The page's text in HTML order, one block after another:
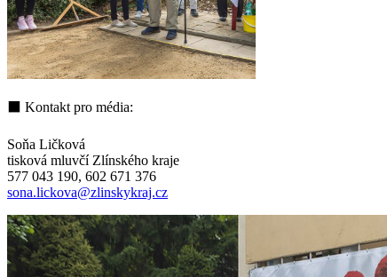
⬛ Kontakt pro média:
Soňa Ličková
tisková mluvčí Zlínského kraje
577 043 190, 602 671 376
sona.lickova@zlinskykraj.cz